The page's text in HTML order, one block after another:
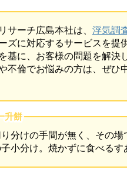
サーチ広島本社は、 浮気調
ズに対応するサービスを提
基に、お客様の問題を解決
不倫でお悩みの方は、ぜひ
升餅
分けの手間が無く、その場
小分け。焼かずに食べるす